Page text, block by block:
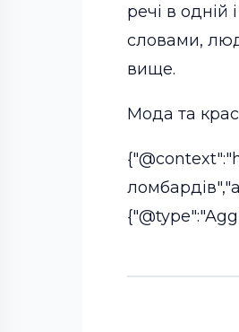
речі в одній
словами,
вище.
Мода та